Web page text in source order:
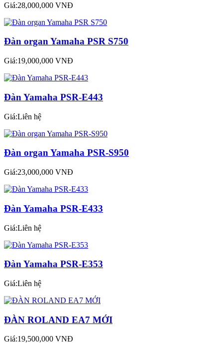
Giá:28,000,000 VNĐ
Đàn organ Yamaha PSR S750
Giá:19,000,000 VNĐ
Đàn Yamaha PSR-E443
Giá:Liên hệ
Đàn organ Yamaha PSR-S950
Giá:23,000,000 VNĐ
Đàn Yamaha PSR-E433
Giá:Liên hệ
Đàn Yamaha PSR-E353
Giá:Liên hệ
ĐÀN ROLAND EA7 MỚI
Giá:19,500,000 VNĐ